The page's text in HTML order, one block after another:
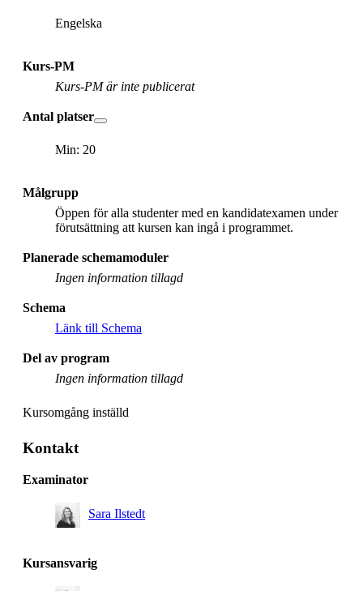
Engelska
Kurs-PM
Kurs-PM är inte publicerat
Antal platser
Min: 20
Målgrupp
Öppen för alla studenter med en kandidatexamen under
förutsättning att kursen kan ingå i programmet.
Planerade schemamoduler
Ingen information tillagd
Schema
Länk till Schema
Del av program
Ingen information tillagd
Kursomgång inställd
Kontakt
Examinator
Sara Ilstedt
Kursansvarig